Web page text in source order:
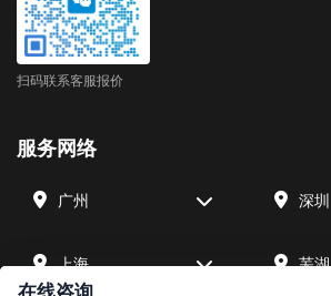
扫码联系客服报价
服务网络
广州 深圳
上海 芜湖
在线咨询